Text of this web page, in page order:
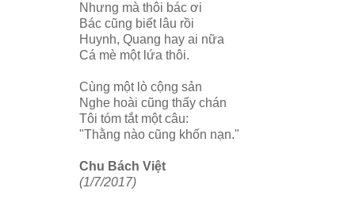
Nhưng mà thôi bác ơi
Bác cũng biết lâu rồi
Huynh, Quang hay ai nữa
Cá mè một lứa thôi.
Cùng một lò cộng sản
Nghe hoài cũng thấy chán
Tôi tóm tắt một câu:
"Thằng nào cũng khốn nạn."
Chu Bách Việt
(1/7/2017)